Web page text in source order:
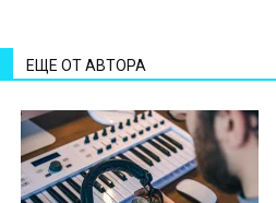
ЕЩЕ ОТ АВТОРА